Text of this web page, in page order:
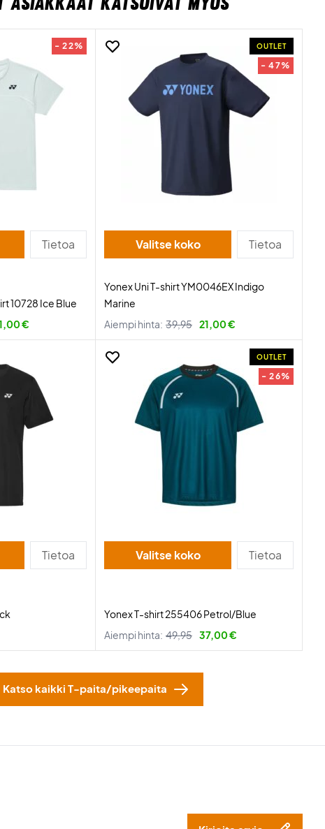
- 22%
Tietoa
10728 Ice Blue
€
OUTLET
- 47%
Valitse koko Tietoa
Yonex Uni T-shirt YM0046EX Indigo
Marine
Aiempi hinta: 39,95 21,00 €
Tietoa
OUTLET
- 26%
Valitse koko Tietoa
Yonex T-shirt 255406 Petrol/Blue
Aiempi hinta: 49,95 37,00 €
Katso kaikki T-paita/pikeepaita